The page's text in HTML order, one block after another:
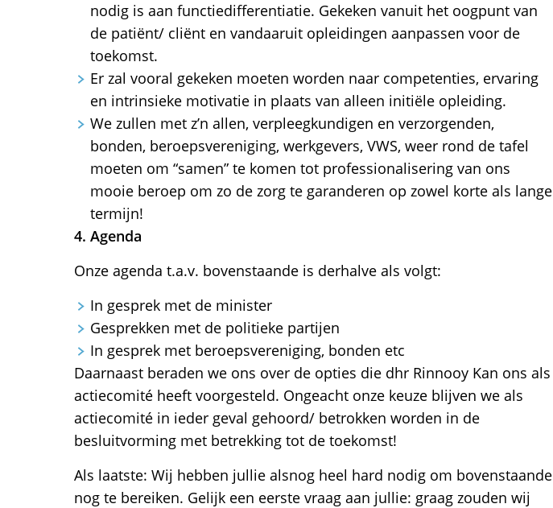
nodig is aan functiedifferentiatie. Gekeken vanuit het oogpunt van
de patiënt/ cliënt en vandaaruit opleidingen aanpassen voor de
toekomst.
Er zal vooral gekeken moeten worden naar competenties, ervaring
en intrinsieke motivatie in plaats van alleen initiële opleiding.
We zullen met z’n allen, verpleegkundigen en verzorgenden,
bonden, beroepsvereniging, werkgevers, VWS, weer rond de tafel
moeten om “samen” te komen tot professionalisering van ons
mooie beroep om zo de zorg te garanderen op zowel korte als lange
termijn!
4. Agenda
Onze agenda t.a.v. bovenstaande is derhalve als volgt:
In gesprek met de minister
Gesprekken met de politieke partijen
In gesprek met beroepsvereniging, bonden etc
Daarnaast beraden we ons over de opties die dhr Rinnooy Kan ons als
actiecomité heeft voorgesteld. Ongeacht onze keuze blijven we als
actiecomité in ieder geval gehoord/ betrokken worden in de
besluitvorming met betrekking tot de toekomst!
Als laatste: Wij hebben jullie alsnog heel hard nodig om bovenstaande
nog te bereiken. Gelijk een eerste vraag aan jullie: graag zouden wij